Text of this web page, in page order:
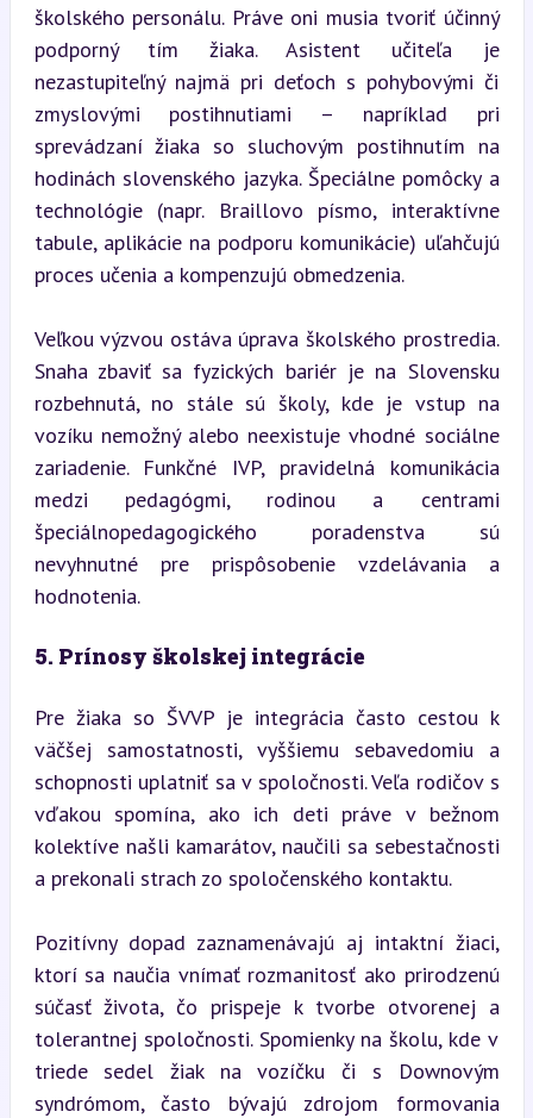
školského personálu. Práve oni musia tvoriť účinný
podporný tím žiaka. Asistent učiteľa je
nezastupiteľný najmä pri deťoch s pohybovými či
zmyslovými postihnutiami – napríklad pri
sprevádzaní žiaka so sluchovým postihnutím na
hodinách slovenského jazyka. Špeciálne pomôcky a
technológie (napr. Braillovo písmo, interaktívne
tabule, aplikácie na podporu komunikácie) uľahčujú
proces učenia a kompenzujú obmedzenia.
Veľkou výzvou ostáva úprava školského prostredia.
Snaha zbaviť sa fyzických bariér je na Slovensku
rozbehnutá, no stále sú školy, kde je vstup na
vozíku nemožný alebo neexistuje vhodné sociálne
zariadenie. Funkčné IVP, pravidelná komunikácia
medzi pedagógmi, rodinou a centrami
špeciálnopedagogického poradenstva sú
nevyhnutné pre prispôsobenie vzdelávania a
hodnotenia.
5. Prínosy školskej integrácie
Pre žiaka so ŠVVP je integrácia často cestou k
väčšej samostatnosti, vyššiemu sebavedomiu a
schopnosti uplatniť sa v spoločnosti. Veľa rodičov s
vďakou spomína, ako ich deti práve v bežnom
kolektíve našli kamarátov, naučili sa sebestačnosti
a prekonali strach zo spoločenského kontaktu.
Pozitívny dopad zaznamenávajú aj intaktní žiaci,
ktorí sa naučia vnímať rozmanitosť ako prirodzenú
súčasť života, čo prispeje k tvorbe otvorenej a
tolerantnej spoločnosti. Spomienky na školu, kde v
triede sedel žiak na vozíčku či s Downovým
syndrómom, často bývajú zdrojom formovania